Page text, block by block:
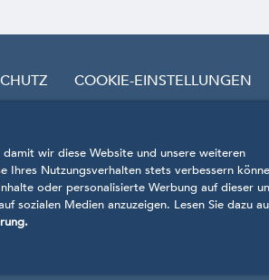
COOKIE-EINSTELLUNGEN
zzgl. Bearbeitungs- und Versandkosten.
werden anhand der Richtlinien,
wir diese Website und unsere weiteren
Ihres Nutzungsverhalten stets verbessern
oder personalisierte Werbung auf dieser
sozialen Medien anzuzeigen. Lesen Sie dazu